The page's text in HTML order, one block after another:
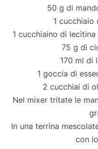
50 g di
1 cucchiaio
1 cucchiaino di
75 g di
170 ml di
1 goccia di
2 cucchiai di
Nel mixer tritate le
In una terrina
con